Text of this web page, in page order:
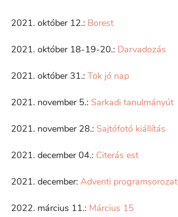
2021. október 12.: Borest
2021. október 18-19-20.: Darvadozás
2021. október 31.: Tök jó nap
2021. november 5.: Sarkadi tanulmányút
2021. november 28.: Sajtófotó kiállítás
2021. december 04.: Citerás est
2021. december: Adventi programsorozat
2022. március 11.: Március 15